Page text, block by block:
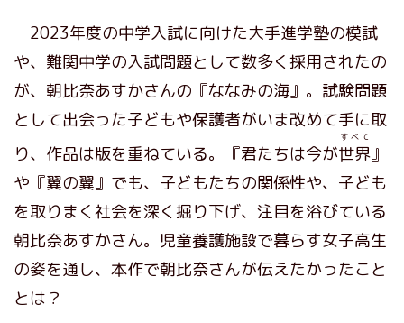
2023年度の中学入試に向けた大手進学塾の模試
や、難関中学の入試問題として数多く採用されたの
が、朝比奈あすかさんの『ななみの海』。試験問題
として出会った子どもや保護者がいま改めて手に取
り、作品は版を重ねている。『君たちは今が世界
すべて
』
や『翼の翼』でも、子どもたちの関係性や、子ども
を取りまく社会を深く掘り下げ、注目を浴びている
朝比奈あすかさん。児童養護施設で暮らす女子高生
の姿を通し、本作で朝比奈さんが伝えたかったこと
とは？